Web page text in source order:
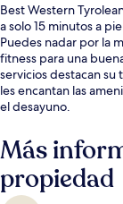
Best Western
a solo 15 minutos a
Puedes nadar por la
fitness para una
servicios destacan su
les encantan las
el desayuno.
Más
propiedad